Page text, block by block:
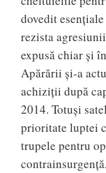
dovedit
rezista
expusă chiar și
Apărării și-a
achiziții după
2014. Totuși
prioritate luptei
trupele pentru